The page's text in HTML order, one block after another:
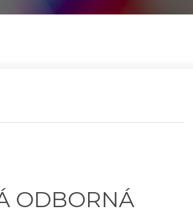
ODBORNÁ